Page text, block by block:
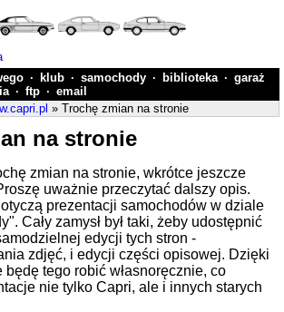
· klub · samochody · biblioteka · garaż
· ftp · email
» Trochę zmian na stronie
na stronie
zmian na stronie, wkrótce jeszcze
uważnie przeczytać dalszy opis.
prezentacji samochodów w dziale
Cały zamysł był taki, żeby udostępnić
edycji tych stron -
zdjęć, i edycji części opisowej. Dzięki
będę tego robić własnoręcznie, co
nie tylko Capri, ale i innych starych